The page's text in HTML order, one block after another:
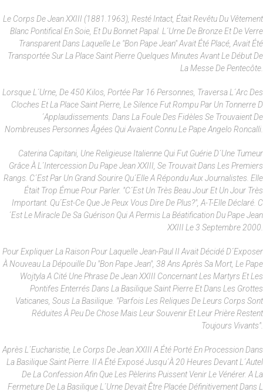
Le Corps De Jean XXIII (1881.1963), Resté Intact, Était Revêtu Du Vêtement
Blanc Pontifical En Soie, Et Du Bonnet Papal. L´urne De Bronze Et De Verre
Transparent Dans Laquelle Le "bon Pape Jean" Avait Été Placé, Avait Été
Transportée Sur La Place Saint Pierre Quelques Minutes Avant Le Début De
La Messe De Pentecôte.
Lorsque L´urne, De 450 Kilos, Portée Par 16 Personnes, Traversa L´arc Des
Cloches Et La Place Saint Pierre, Le Silence Fut Rompu Par Un Tonnerre D
´applaudissements. Dans La Foule Des Fidèles Se Trouvaient De
Nombreuses Personnes Âgées Qui Avaient Connu Le Pape Angelo Roncalli.
Caterina Capitani, Une Religieuse Italienne Qui Fut Guérie D´une Tumeur
Grâce À L´intercession Du Pape Jean XXIII, Se Trouvait Dans Les Premiers
Rangs. C´est Par Un Grand Sourire Qu´elle A Répondu Aux Journalistes. Elle
Était Trop Émue Pour Parler. "C´est Un Très Beau Jour Et Un Jour Très
Important. Qu´est-Ce Que Je Peux Vous Dire De Plus?", A-T-Elle Déclaré. C
´est Le Miracle De Sa Guérison Qui A Permis La Béatification Du Pape Jean
XXIII Le 3 Septembre 2000.
Pour Expliquer La Raison Pour Laquelle Jean-Paul II Avait Décidé D´exposer
À Nouveau La Dépouille Du "bon Pape Jean", 38 Ans Après Sa Mort, Le Pape
Wojtyla A Cité Une Phrase De Jean XXIII Concernant Les Martyrs Et Les
Pontifes Enterrés Dans La Basilique Saint Pierre Et Dans Les Grottes
Vaticanes, Sous La Basilique. "Parfois Les Reliques De Leurs Corps Sont
Réduites À Peu De Chose Mais Leur Souvenir Et Leur Prière Restent
Toujours Vivants".
Après L´eucharistie, Le Corps De Jean XXIII A Été Porté En Procession Dans
La Basilique Saint Pierre. Il A Été Exposé Jusqu´à 20 Heures Devant L´autel
De La Confession Afin Que Les Pèlerins Puissent Venir Le Vénérer. A La
Fermeture De La Basilique L´urne Devait Être Placée Définitivement Dans L